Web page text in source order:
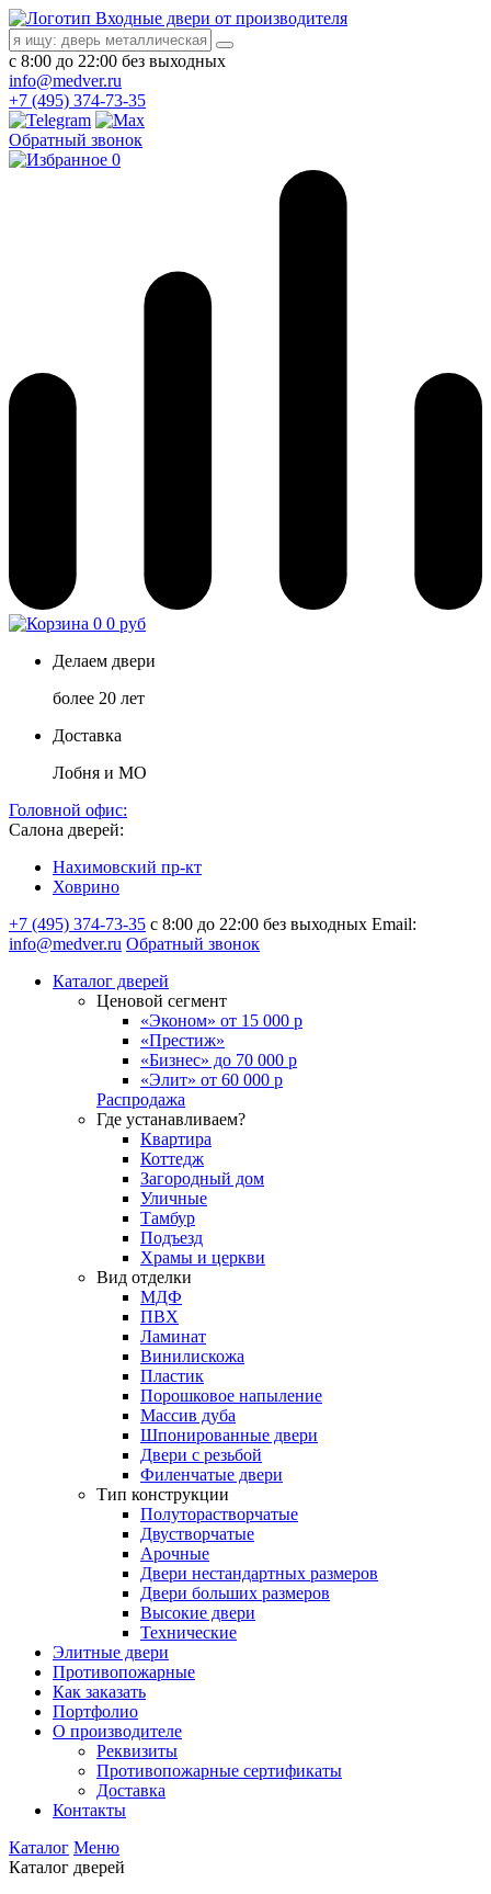
Входные двери от производителя
с 8:00 до 22:00 без выходных
info@medver.ru
+7 (495) 374-73-35
Обратный звонок
0
0 0 руб
Делаем двери
более 20 лет
Доставка
Лобня и МО
Головной офис:
Салона дверей:
Нахимовский пр-кт
Ховрино
+7 (495) 374-73-35 с 8:00 до 22:00 без выходных Email:
info@medver.ru Обратный звонок
Каталог дверей
Ценовой сегмент
«Эконом» от 15 000 р
«Престиж»
«Бизнес» до 70 000 р
«Элит» от 60 000 р
Распродажа
Где устанавливаем?
Квартира
Коттедж
Загородный дом
Уличные
Тамбур
Подъезд
Храмы и церкви
Вид отделки
МДФ
ПВХ
Ламинат
Винилискожа
Пластик
Порошковое напыление
Массив дуба
Шпонированные двери
Двери с резьбой
Филенчатые двери
Тип конструкции
Полуторастворчатые
Двустворчатые
Арочные
Двери нестандартных размеров
Двери больших размеров
Высокие двери
Технические
Элитные двери
Противопожарные
Как заказать
Портфолио
О производителе
Реквизиты
Противопожарные сертификаты
Доставка
Контакты
Каталог Меню
Каталог дверей